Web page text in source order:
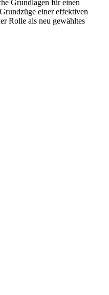
Grundlagen für einen
einer effektiven
Rolle als neu gewähltes